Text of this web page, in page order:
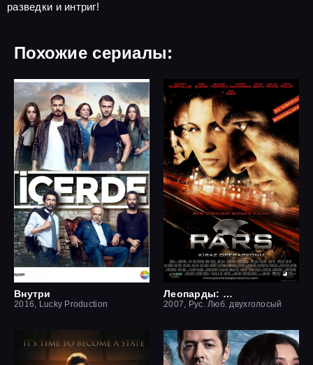
разведки и интриг!
Похожие сериалы:
Внутри
2016, Lucky Production
Леопарды: Операция вишня
2007, Рус. Люб. двухголосый